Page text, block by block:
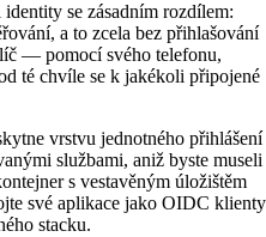
se zásadním rozdílem:
a to zcela bez přihlašování
— pomocí svého telefonu,
té chvíle se k jakékoli připojené
vrstvu jednotného přihlášení
službami, aniž byste museli
s vestavěným úložištěm
své aplikace jako OIDC klienty
stacku.